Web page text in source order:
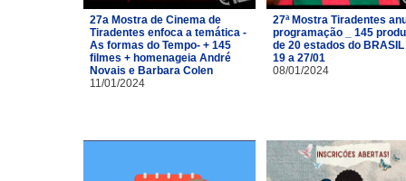
27a Mostra de Cinema de
Tiradentes enfoca a temática -
As formas do Tempo- + 145
filmes + homenageia André
Novais e Barbara Colen
11/01/2024
27ª Mostra Tiradentes
programação _ 145
de 20 estados do BRASIL
19 a 27/01
08/01/2024